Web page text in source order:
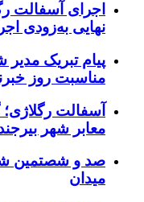
اجرای آسفالت
نهایی به‌زودی
پیام تبریک
مناسبت روز
آسفالت
معابر شهر
صد و شصتمین
میدان